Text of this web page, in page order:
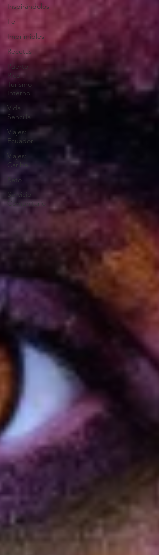
Inspirándolos
Fe
Imprimibles
Recetas
Puerto
Rico :
Turismo
Interno
Vida
Sencilla
Viajes:
Ecuador
Viajes:
Caribe
Reto
Servicio
Comunitario